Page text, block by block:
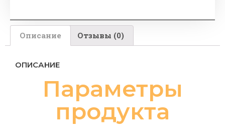
Описание Отзывы (0)
ОПИСАНИЕ
Параметры
продукта